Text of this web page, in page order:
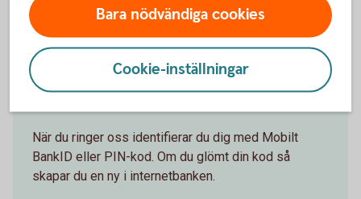
Välkommen att ringa
Kundcenter Privat
När du ringer oss identifierar du dig med Mobilt
BankID eller PIN-kod. Om du glömt din kod så
skapar du en ny i internetbanken.
Bara nödvändiga cookies
Cookie-inställningar